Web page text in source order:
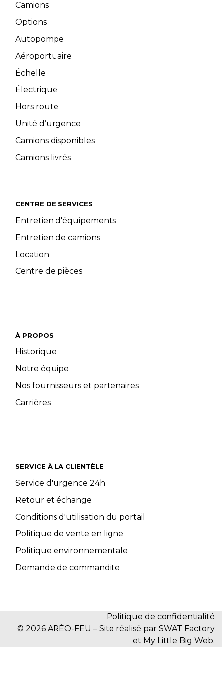
Camions
Options
Autopompe
Aéroportuaire
Échelle
Électrique
Hors route
Unité d’urgence
Camions disponibles
Camions livrés
CENTRE DE SERVICES
Entretien d'équipements
Entretien de camions
Location
Centre de pièces
À PROPOS
Historique
Notre équipe
Nos fournisseurs et partenaires
Carrières
SERVICE À LA CLIENTÈLE
Service d'urgence 24h
Retour et échange
Conditions d'utilisation du portail
Politique de vente en ligne
Politique environnementale
Demande de commandite
Politique de confidentialité
© 2026 ARÉO-FEU – Site réalisé par SWAT Factory
et My Little Big Web.